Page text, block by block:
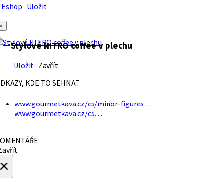
Uložit
Stylové NITRO coffee v plechu
Uložit Zavřít
KDE TO SEHNAT
www.gourmetkava.cz/cs/minor-figures…
www.gourmetkava.cz/cs…